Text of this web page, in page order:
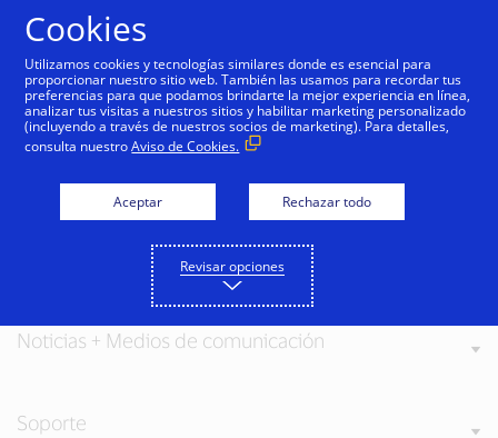
Nuestros valores
Noticias + Medios de comunicación
Soporte
Cookies
Utilizamos cookies y tecnologías similares donde es esencial para
proporcionar nuestro sitio web. También las usamos para recordar tus
preferencias para que podamos brindarte la mejor experiencia en línea,
analizar tus visitas a nuestros sitios y habilitar marketing personalizado
(incluyendo a través de nuestros socios de marketing). Para detalles,
consulta nuestroAviso de Cookies.
Aceptar Rechazar todo
Revisar opciones